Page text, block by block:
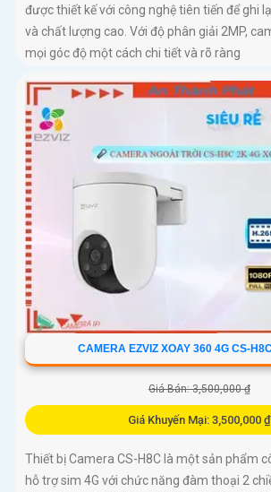
được thiết kế với công nghệ tiên tiến để ghi
và chất lượng cao. Với độ phân giải 2MP,
mọi góc độ một cách chi tiết và rõ ràng
CAMERA EZVIZ XOAY 360 4G CS-
Giá Bán: 3,500,000 ₫
Giá Khuyến Mại: 3,500,000 ₫
Thiết bị Camera CS-H8C là một sản phẩm
hỗ trợ sim 4G với chức năng đàm thoại 2